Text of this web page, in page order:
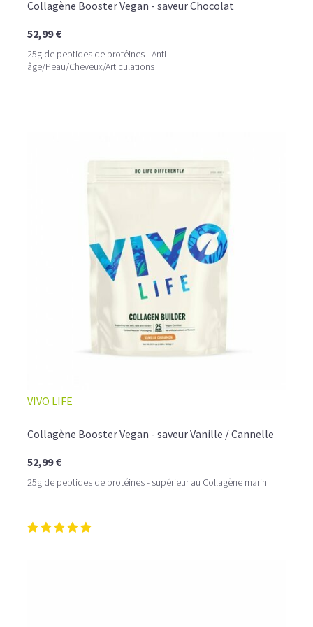
Collagène Booster Vegan - saveur Chocolat
52,99 €
25g de peptides de protéines - Anti-
âge/Peau/Cheveux/Articulations
VIVO LIFE
Collagène Booster Vegan - saveur Vanille / Cannelle
52,99 €
25g de peptides de protéines - supérieur au Collagène marin